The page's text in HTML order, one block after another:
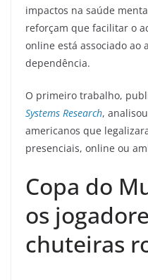
impactos na saúde
reforçam que facilitar o
online está associado ao
dependência.
O primeiro trabalho,
Systems Research,
americanos que
presenciais, online ou
Copa do
os
chuteiras